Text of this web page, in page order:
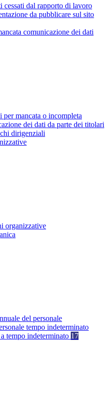
cessati dal rapporto di lavoro
da pubblicare sul sito
comunicazione dei dati
per mancata o incompleta
dei dati da parte dei titolari
dirigenziali
organizzative
del personale
tempo indeterminato
tempo indeterminato 17